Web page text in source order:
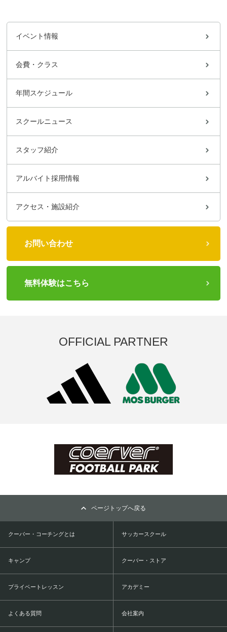
イベント情報
会費・クラス
年間スケジュール
スクールニュース
スタッフ紹介
アルバイト採用情報
アクセス・施設紹介
お問い合わせ
無料体験はこちら
OFFICIAL PARTNER
ページトップへ戻る
クーバー・コーチングとは サッカースクール
キャンプ クーバー・ストア
プライベートレッスン アカデミー
よくある質問 会社案内